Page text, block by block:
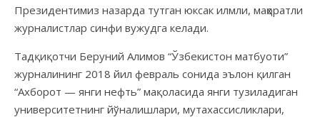
Президентимиз назарда тутган юксак илмли, маҳоратли
журналистлар синфи вужудга келади.
Тадқиқотчи Беруний Алимов “Ўзбекистон матбуоти”
журналининг 2018 йил февраль сонида эълон қилган
“Ахборот — янги нефть” мақоласида янги тузиладиган
университетнинг йўналишлари, мутахассисликлари,